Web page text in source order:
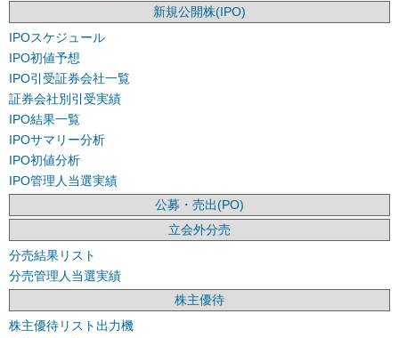
新規公開株(IPO)
IPOスケジュール
IPO初値予想
IPO引受証券会社一覧
証券会社別引受実績
IPO結果一覧
IPOサマリー分析
IPO初値分析
IPO管理人当選実績
公募・売出(PO)
立会外分売
分売結果リスト
分売管理人当選実績
株主優待
株主優待リスト出力機